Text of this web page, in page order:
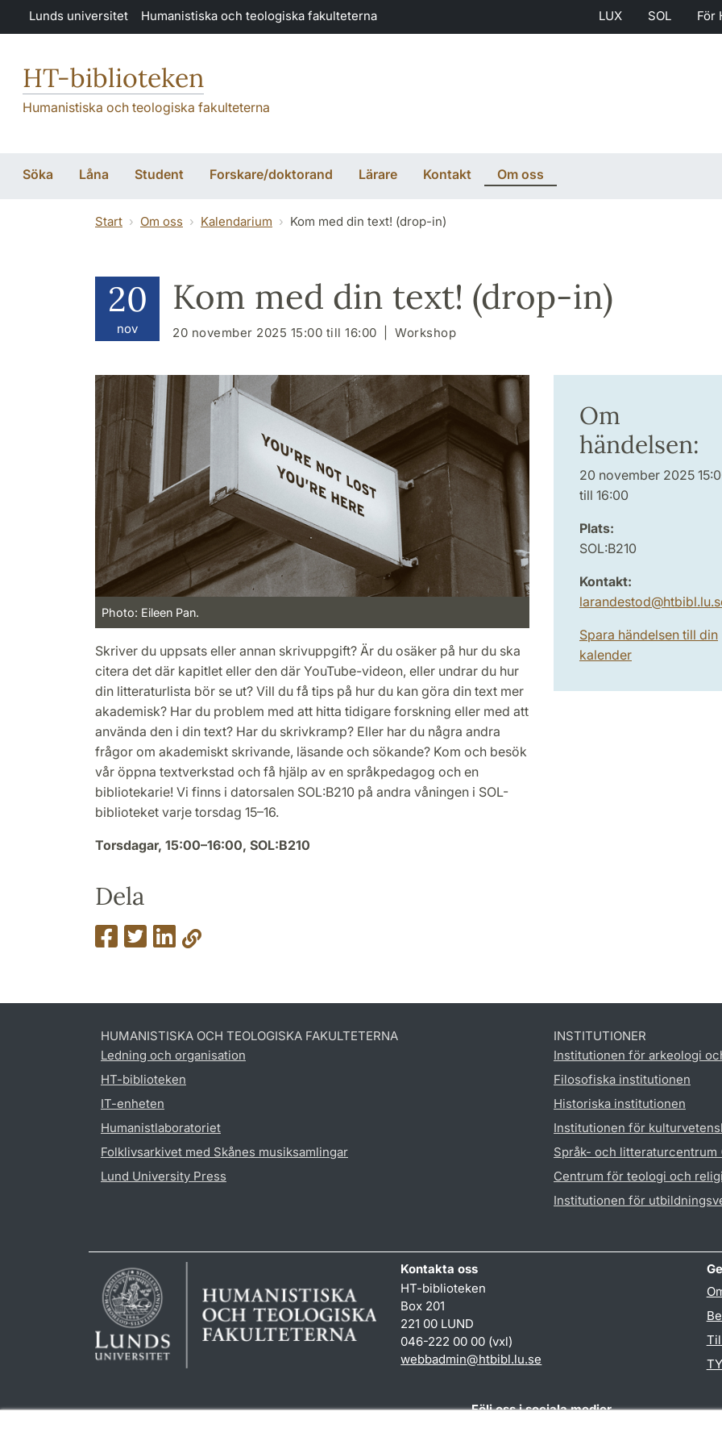
Hoppa till huvudinnehåll
Lunds universitet Humanistiska och teologiska fakulteterna LUX SOL För
HT-biblioteken
Humanistiska och teologiska fakulteterna
Söka Låna Student Forskare/doktorand Lärare Kontakt Om oss
Start Om oss Kalendarium Kom med din text! (drop-in)
20
nov
Kom med din text! (drop-in)
20 november 2025 15:00 till 16:00 Workshop
Photo: Eileen Pan.
Skriver du uppsats eller annan skrivuppgift? Är du osäker på hur du ska
citera det där kapitlet eller den där YouTube-videon, eller undrar du hur
din litteraturlista bör se ut? Vill du få tips på hur du kan göra din text mer
akademisk? Har du problem med att hitta tidigare forskning eller med att
använda den i din text? Har du skrivkramp? Eller har du några andra
frågor om akademiskt skrivande, läsande och sökande? Kom och besök
vår öppna textverkstad och få hjälp av en språkpedagog och en
bibliotekarie! Vi finns i datorsalen SOL:B210 på andra våningen i SOL-
biblioteket varje torsdag 15–16.
Torsdagar, 15:00–16:00, SOL:B210
Dela
Om
händelsen:
20 november 2025
till 16:00
Plats:
SOL:B210
Kontakt:
larandestod@htbibl.lu.
Spara händelsen till din
kalender
HUMANISTISKA OCH TEOLOGISKA FAKULTETERNA
Ledning och organisation
HT-biblioteken
IT-enheten
Humanistlaboratoriet
Folklivsarkivet med Skånes musiksamlingar
Lund University Press
INSTITUTIONER
Institutionen för arkeologi
Filosofiska institutionen
Historiska institutionen
Institutionen för
Språk- och litteraturcentrum
Centrum för teologi och
Institutionen för
Kontakta oss
HT-biblioteken
Box 201
221 00 LUND
046-222 00 00 (vxl)
webbadmin@htbibl.lu.se
Följ oss i sociala medier